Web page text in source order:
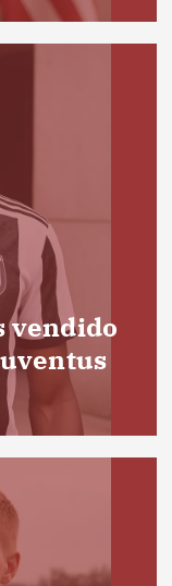
vendido